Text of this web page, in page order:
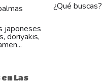
japoneses
doriyakis,
Las
¿Qué buscas?